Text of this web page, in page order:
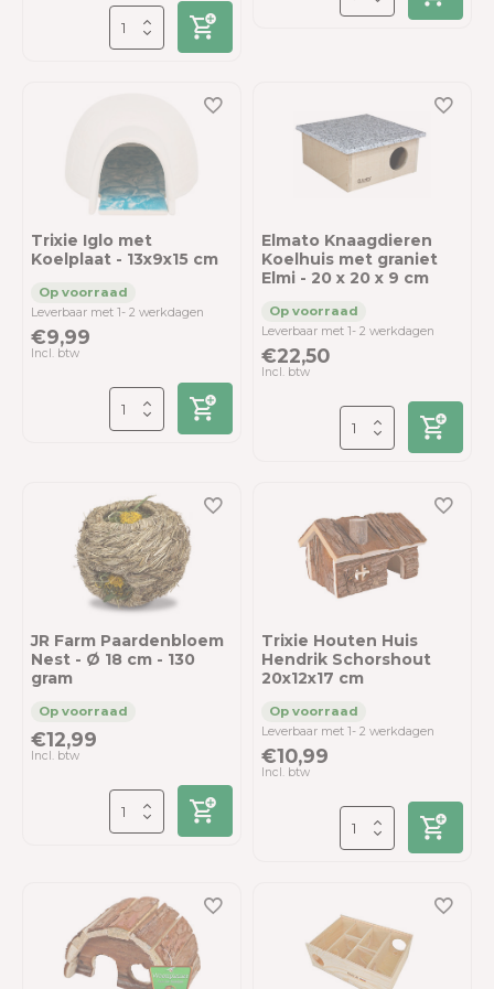
Trixie Iglo met
Koelplaat - 13x9x15 cm
Leverbaar met 1- 2 werkdagen
€9,99
Incl. btw
Elmato Knaagdieren
Koelhuis met graniet
Elmi - 20 x 20 x 9 cm
Leverbaar met 1- 2 werkdagen
€22,50
Incl. btw
JR Farm Paardenbloem
Nest - Ø 18 cm - 130
gram
€12,99
Incl. btw
Trixie Houten Huis
Hendrik Schorshout
20x12x17 cm
Leverbaar met 1- 2 werkdagen
€10,99
Incl. btw